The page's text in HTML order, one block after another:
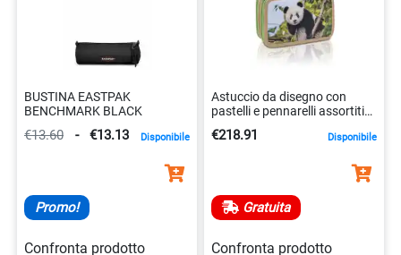
BUSTINA EASTPAK
BENCHMARK BLACK
€13.60 - €13.13 Disponibile
Promo!
Confronta prodotto
Astuccio da disegno con
pastelli e pennarelli assortiti
€218.91 Disponibile
Gratuita
Confronta prodotto